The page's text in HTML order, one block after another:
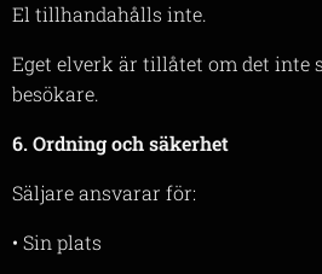
El tillhandahålls inte.
Eget elverk är tillåtet om det inte
besökare.
6. Ordning och säkerhet
Säljare ansvarar för:
• Sin plats